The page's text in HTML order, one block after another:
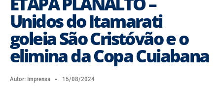
Unidos do Itamarati
goleia São Cristóvão e o
elimina da Copa Cuiabana
Autor: Imprensa 15/08/2024